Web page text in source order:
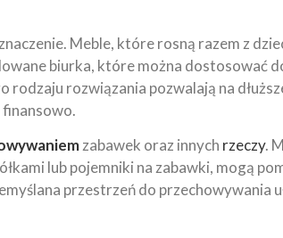
Meble, które rosną razem z
biurka, które można dostosować
rodzaju rozwiązania pozwalają na
zabawek oraz innych rzeczy.
lub pojemniki na zabawki, mogą
przestrzeń do przechowywania